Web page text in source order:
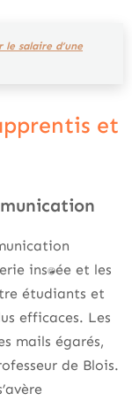
le salaire d’une
et
et les
étudiants et
efficaces. Les
mails égarés,
de Blois.